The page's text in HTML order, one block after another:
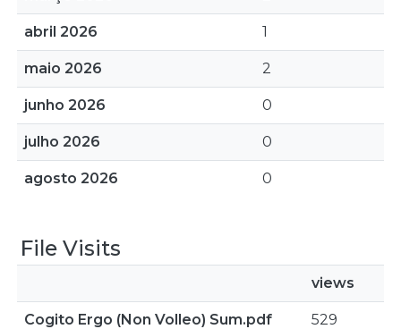
abril 2026 1
maio 2026 2
junho 2026 0
julho 2026 0
agosto 2026 0
File Visits
views
Cogito Ergo (Non Volleo) Sum.pdf 529